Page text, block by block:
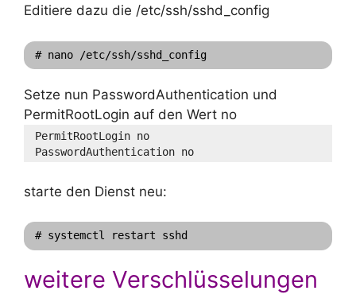
Editiere dazu die /etc/ssh/sshd_config
# nano /etc/ssh/sshd_config
Setze nun PasswordAuthentication und
PermitRootLogin auf den Wert no
PermitRootLogin no
PasswordAuthentication no
starte den Dienst neu:
# systemctl restart sshd
weitere Verschlüsselungen